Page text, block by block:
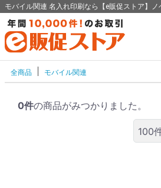
モバイル関連 名入れ印刷なら【e販促ストア】
全商品 モバイル関連
0件の商品がみつかりました。